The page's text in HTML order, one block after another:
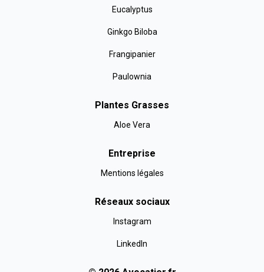
Eucalyptus
Ginkgo Biloba
Frangipanier
Paulownia
Plantes Grasses
Aloe Vera
Entreprise
Mentions légales
Réseaux sociaux
Instagram
LinkedIn